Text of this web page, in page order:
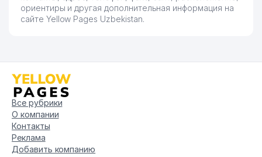
ориентиры и другая дополнительная информация на
сайте Yellow Pages Uzbekistan.
Все рубрики
О компании
Контакты
Реклама
Добавить компанию